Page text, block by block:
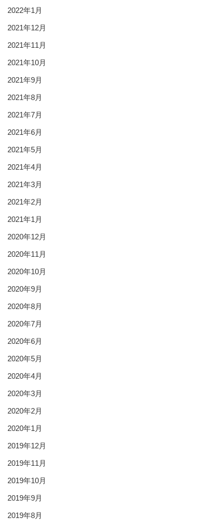
2022年1月
2021年12月
2021年11月
2021年10月
2021年9月
2021年8月
2021年7月
2021年6月
2021年5月
2021年4月
2021年3月
2021年2月
2021年1月
2020年12月
2020年11月
2020年10月
2020年9月
2020年8月
2020年7月
2020年6月
2020年5月
2020年4月
2020年3月
2020年2月
2020年1月
2019年12月
2019年11月
2019年10月
2019年9月
2019年8月